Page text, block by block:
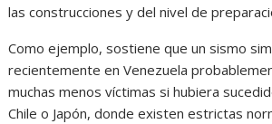
las construcciones y del nivel de
Como ejemplo, sostiene que un sismo
recientemente en Venezuela
muchas menos víctimas si hubiera
Chile o Japón, donde existen estrictas